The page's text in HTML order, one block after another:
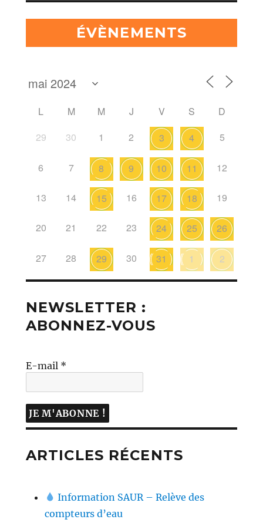
ÉVÈNEMENTS
L M M J V S
D
29
30 1 2 3 4 5
6 7 8 9 10 11 12
13 14 15 16 17 18 19
20 21 22 23 24 25 26
27 28 29 30 31 1 2
NEWSLETTER :
ABONNEZ-VOUS
E-mail *
ARTICLES RÉCENTS
Information SAUR – Relève des
compteurs d’eau